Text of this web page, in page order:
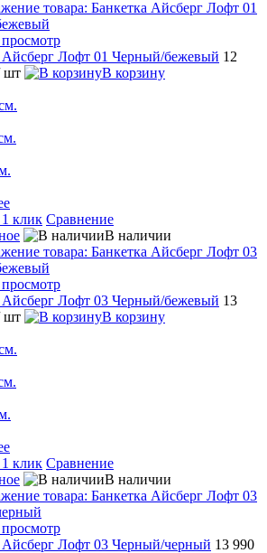
Айсберг Лофт 01 Черный/бежевый 12
шт
В корзину
клик Сравнение
В наличии
Айсберг Лофт 03 Черный/бежевый 13
шт
В корзину
клик Сравнение
В наличии
Айсберг Лофт 03 Черный/черный 13 990